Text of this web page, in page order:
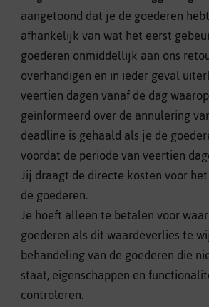
aangetoond dat je de goederen
afhankelijk van wat het eerst
goederen onmiddellijk aan ons
overhandigen en in ieder geval
veertien dagen vanaf de dag
geïnformeerd over de annulering
deadline is gehaald als je de
voordat de periode van veertien
Jij draagt de directe kosten voor
de goederen.
Je hoeft alleen te betalen voor
goederen als dit waardeverlies te
behandeling van de goederen die
staat, eigenschappen en
controleren.